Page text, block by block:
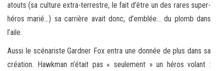
atouts (sa culture extra-terrestre, le fait d’être un des rares super-
héros marié…) sa carrière avait donc, d’emblée… du plomb dans
l’aile.
Aussi le scénariste Gardner Fox entra une donnée de plus dans sa
création. Hawkman n’était pas « seulement » un héros volant :